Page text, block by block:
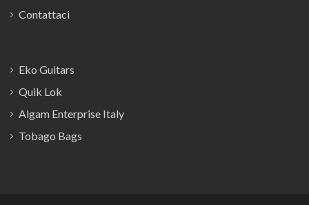
Contattaci
Eko Guitars
Quik Lok
Algam Enterprise Italy
Tobago Bags